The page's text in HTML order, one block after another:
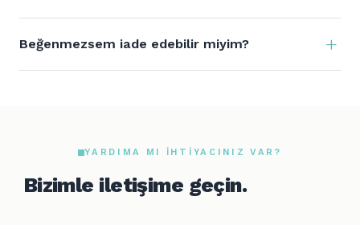
Beğenmezsem iade edebilir miyim?
YARDIMA MI IHTIYACINIZ VAR?
Bizimle iletişime geçin.